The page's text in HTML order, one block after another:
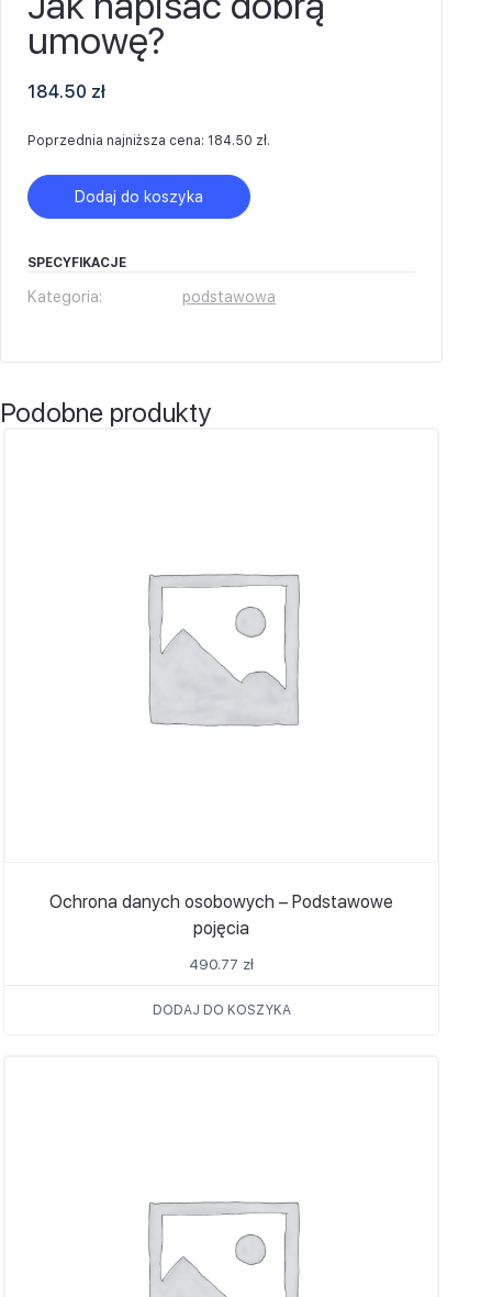
umowę?
184.50 zł
Poprzednia najniższa cena: 184.50 zł.
Dodaj do koszyka
SPECYFIKACJE
Kategoria: podstawowa
Podobne produkty
Ochrona danych osobowych – Podstawowe
pojęcia
490.77 zł
DODAJ DO KOSZYKA